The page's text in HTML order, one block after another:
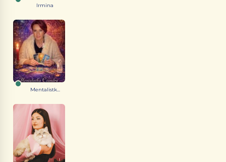
Irmina
Mentalistk...